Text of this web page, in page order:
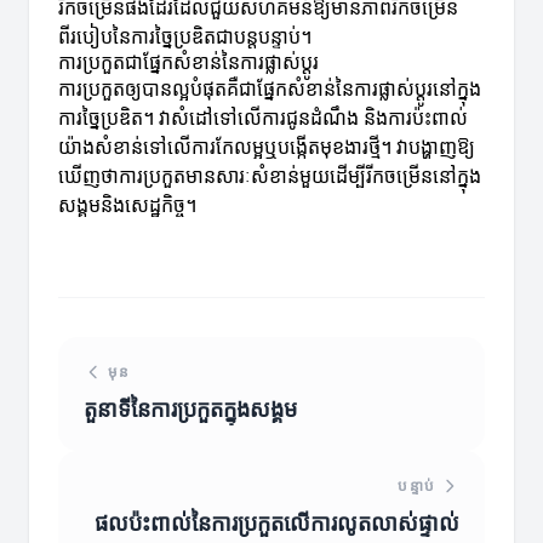
រីកចម្រើនផងដែរដែលជួយសហគមន៍ឱ្យមានភាពរីកចម្រើន
ពីរបៀបនៃការច្នៃប្រឌិតជាបន្តបន្ទាប់។
ការប្រកួតជាផ្នែកសំខាន់នៃការផ្លាស់ប្តូរ
ការប្រកួតឲ្យបានល្អបំផុតគឺជាផ្នែកសំខាន់នៃការផ្លាស់ប្តូរនៅក្នុង
ការច្នៃប្រឌិត។ វាសំដៅទៅលើការជូនដំណឹង និងការប៉ះពាល់
យ៉ាងសំខាន់ទៅលើការកែលម្អឬបង្កើតមុខងារថ្មី។ វាបង្ហាញឱ្យ
ឃើញថាការប្រកួតមានសារៈសំខាន់មួយដើម្បីរីកចម្រើននៅក្នុង
សង្គមនិងសេដ្ឋកិច្ច។
មុន
តួនាទីនៃការប្រកួតក្នុងសង្គម
បន្ទាប់
ផលប៉ះពាល់នៃការប្រកួតលើការលូតលាស់ផ្ទាល់